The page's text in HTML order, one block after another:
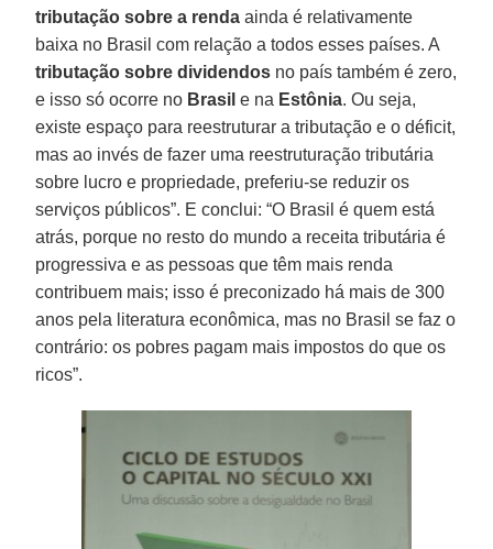
tributação sobre a renda ainda é relativamente
baixa no Brasil com relação a todos esses países. A
tributação sobre dividendos no país também é zero,
e isso só ocorre no Brasil e na Estônia. Ou seja,
existe espaço para reestruturar a tributação e o déficit,
mas ao invés de fazer uma reestruturação tributária
sobre lucro e propriedade, preferiu-se reduzir os
serviços públicos”. E conclui: “O Brasil é quem está
atrás, porque no resto do mundo a receita tributária é
progressiva e as pessoas que têm mais renda
contribuem mais; isso é preconizado há mais de 300
anos pela literatura econômica, mas no Brasil se faz o
contrário: os pobres pagam mais impostos do que os
ricos”.